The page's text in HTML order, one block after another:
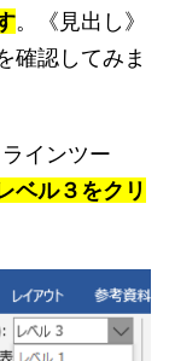
。《見出し》
確認してみま
インツー
ベル３をクリ